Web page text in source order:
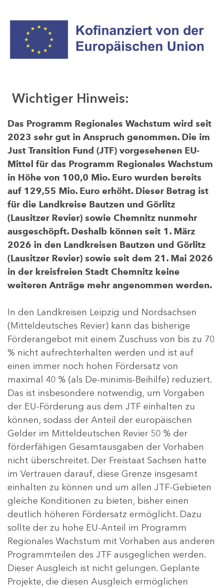
Wichtiger Hinweis:
Das Programm Regionales Wachstum wird seit
2023 sehr gut in Anspruch genommen. Die im
Just Transition Fund (JTF) vorgesehenen EU-
Mittel für das Programm Regionales Wachstum
in Höhe von 100,0 Mio. Euro wurden bereits
auf 129,55 Mio. Euro erhöht. Dieser Betrag ist
für die Landkreise Bautzen und Görlitz
(Lausitzer Revier) sowie Chemnitz nunmehr
ausgeschöpft. Deshalb können seit 1. März
2026 in den Landkreisen Bautzen und Görlitz
(Lausitzer Revier) sowie seit dem 21. Mai 2026
in der kreisfreien Stadt Chemnitz keine
weiteren Anträge mehr angenommen werden.
In den Landkreisen Leipzig und Nordsachsen
(Mitteldeutsches Revier) kann das bisherige
Förderangebot mit einem Zuschuss von bis zu 70
% nicht aufrechterhalten werden und ist auf
einen immer noch hohen Fördersatz von
maximal 40 % (als De-minimis-Beihilfe) reduziert.
Das ist insbesondere notwendig, um Vorgaben
der EU-Förderung aus dem JTF einhalten zu
können, sodass der Anteil der europäischen
Gelder im Mitteldeutschen Revier 50 % der
förderfähigen Gesamtausgaben der Vorhaben
nicht überschreitet. Der Freistaat Sachsen hatte
im Vertrauen darauf, diese Grenze insgesamt
einhalten zu können und um allen JTF-Gebieten
gleiche Konditionen zu bieten, bisher einen
deutlich höheren Fördersatz ermöglicht. Dazu
sollte der zu hohe EU-Anteil im Programm
Regionales Wachstum mit Vorhaben aus anderen
Programmteilen des JTF ausgeglichen werden.
Dieser Ausgleich ist nicht gelungen. Geplante
Projekte, die diesen Ausgleich ermöglichen